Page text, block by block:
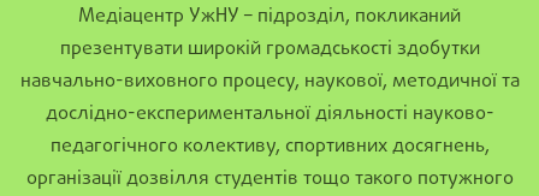
Медіацентр УжНУ – підрозділ, покликаний
презентувати широкій громадськості здобутки
навчально-виховного процесу, наукової, методичної та
дослідно-експериментальної діяльності науково-
педагогічного колективу, спортивних досягнень,
організації дозвілля студентів тощо такого потужного